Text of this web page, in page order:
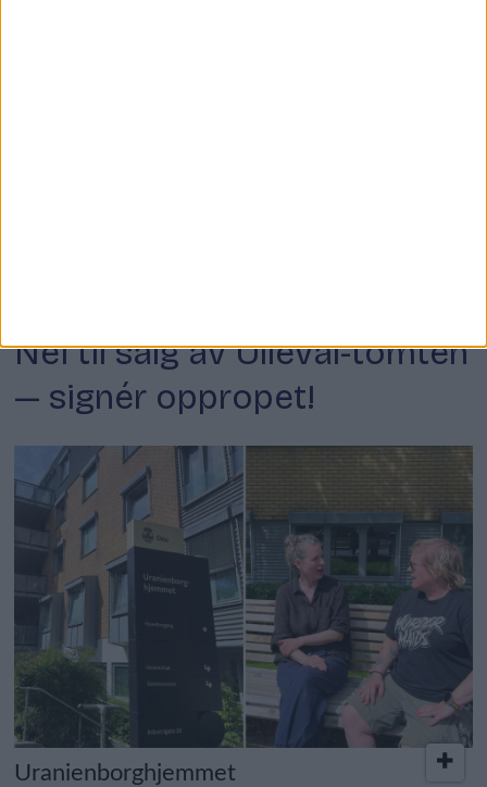
Nei til salg av Ullevål-tomten
— signér oppropet!
Uranienborghjemmet